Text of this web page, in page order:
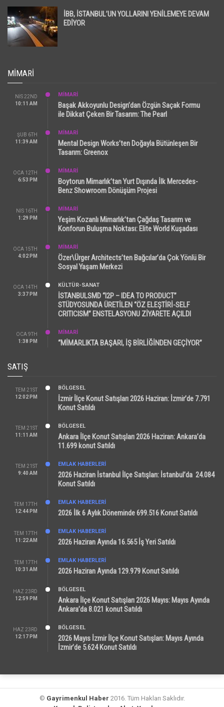
İBB, İSTANBUL’UN YOLLARINI YENİLEMEYE DEVAM
EDİYOR
MIMARI
NIS 22ND
10:11 AM
MİMARİ
Başak Akkoyunlu Design’dan Özgün Saçak Formu
ile Dikkat Çeken Bir Tasarım: The Pearl
ŞUB 6TH
11:39 AM
MİMARİ
Mental Design Works’ten Doğayla Bütünleşen Bir
Tasarım: Greenox
OCA 12TH
6:53 PM
MİMARİ
Boytorun Mimarlık’tan Yurt Dışında İlk Mercedes-
Benz Showroom Dönüşüm Projesi
NIS 16TH
1:29 PM
MİMARİ
Yeşim Kozanlı Mimarlık’tan Çağdaş Tasarım ve
Konforun Buluşma Noktası: Elite World Kuşadası
OCA 15TH
4:02 PM
MİMARİ
Özer\Ürger Architects’ten Bağcılar’da Çok Yönlü Bir
Sosyal Yaşam Merkezi
OCA 14TH
3:37 PM
KÜLTÜR-SANAT
İSTANBULSMD “I2P – IDEA TO PRODUCT”
STÜDYOSUNDA ÜRETİLEN “ÖZ ELEŞTİRİ-SELF
CRITICISM” ENSTELASYONU ZİYARETE AÇILDI
OCA 9TH
1:38 PM
MİMARİ
“MİMARLIKTA BAŞARI, İŞ BİRLİĞİNDEN GEÇİYOR”
SATIŞ
TEM 21ST
12:02 PM
BÖLGESEL
İzmir İlçe Konut Satışları 2026 Haziran: İzmir’de 7.791
Konut Satıldı
TEM 21ST
11:11 AM
BÖLGESEL
Ankara İlçe Konut Satışları 2026 Haziran: Ankara’da
11.699 konut Satıldı
TEM 21ST
9:40 AM
EMLAK HABERLERI
2026 Haziran İstanbul İlçe Satışları: İstanbul’da 24.084
Konut Satıldı
TEM 17TH
12:44 PM
EMLAK HABERLERI
2026 İlk 6 Aylık Döneminde 699.516 Konut Satıldı
TEM 17TH
11:22 AM
EMLAK HABERLERI
2026 Haziran Ayında 16.565 İş Yeri Satıldı
TEM 17TH
10:31 AM
EMLAK HABERLERI
2026 Haziran Ayında 129.979 Konut Satıldı
HAZ 23RD
12:59 PM
BÖLGESEL
Ankara İlçe Konut Satışları 2026 Mayıs: Mayıs Ayında
Ankara’da 8.021 konut Satıldı
HAZ 23RD
12:17 PM
BÖLGESEL
2026 Mayıs İzmir İlçe Konut Satışları: Mayıs Ayında
İzmir’de 5.624 Konut Satıldı
© Gayrimenkul Haber 2016. Tüm Hakları Saklıdır.